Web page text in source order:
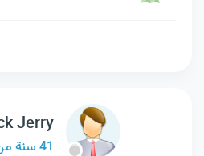
Jerry
41 سنة من جزر الفليبين